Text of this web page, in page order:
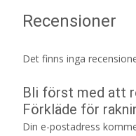
Recensioner
Det finns inga
Bli först med att
Förkläde för
Din e-postadress